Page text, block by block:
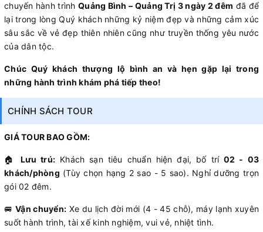
chuyến hành trìnhQuảng Bình – Quảng Trị 3 ngày 2 đêm đã để
lại trong lòng Quý khách những kỷ niệm đẹp và những cảm xúc
sâu sắc về vẻ đẹp thiên nhiên cũng như truyền thống yêu nước
của dân tộc.
Chúc Quý khách thượng lộ bình an và hẹn gặp lại trong
những hành trình khám phá tiếp theo!
CHÍNH SÁCH TOUR
GIÁ TOUR BAO GỒM:
🏠 Lưu trú: Khách sạn tiêu chuẩn hiện đại, bố trí02 - 03
khách/phòng (Tùy chọn hạng 2 sao - 5 sao). Nghỉ dưỡng trọn
gói 02 đêm.
🚐 Vận chuyển: Xe du lịch đời mới (4 - 45 chỗ), máy lạnh xuyên
suốt hành trình, tài xế kinh nghiệm, vui vẻ, nhiệt tình.